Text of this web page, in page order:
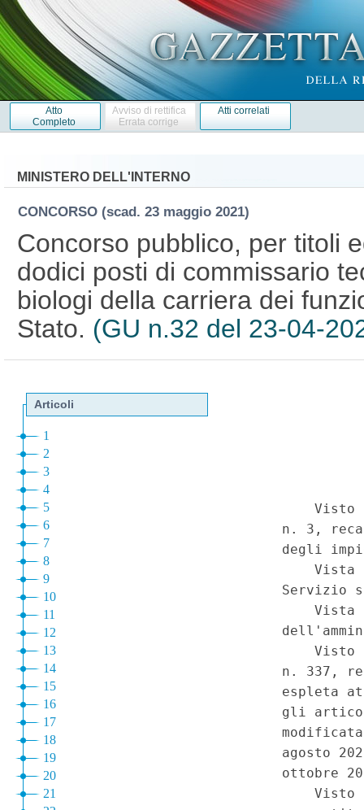
Atto
Completo
Avviso di rettifica
Errata corrige
Atti correlati
MINISTERO DELL'INTERNO
CONCORSO (scad. 23 maggio 2021)
Concorso pubblico, per titoli
dodici posti di commissario
biologi della carriera dei
Stato. (GU n.32 del 23-04-